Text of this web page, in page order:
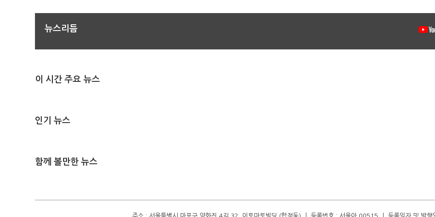
뉴스리듬
이 시간 주요 뉴스
인기 뉴스
함께 볼만한 뉴스